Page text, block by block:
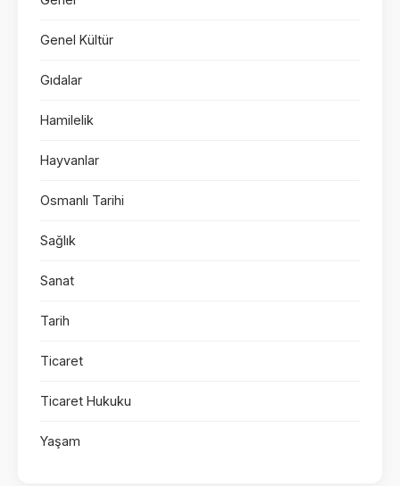
Genel Kültür
Gıdalar
Hamilelik
Hayvanlar
Osmanlı Tarihi
Sağlık
Sanat
Tarih
Ticaret
Ticaret Hukuku
Yaşam